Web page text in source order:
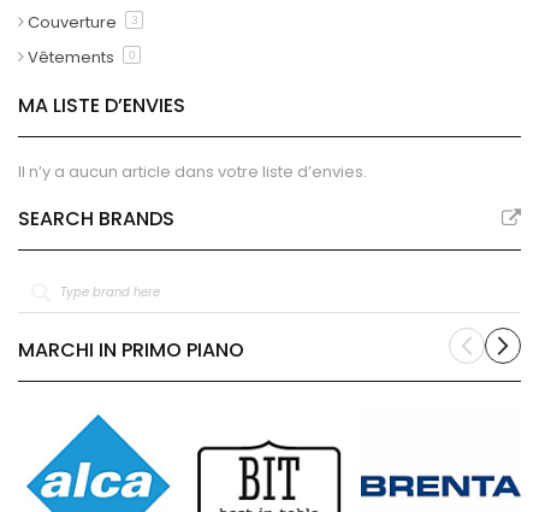
Couverture 3
Vêtements 0
MA LISTE D’ENVIES
Il n’y a aucun article dans votre liste d’envies.
SEARCH BRANDS
MARCHI IN PRIMO PIANO